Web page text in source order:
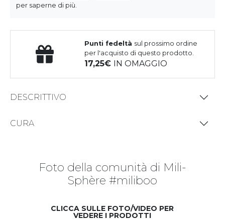
per saperne di più.
Punti fedeltà sul prossimo ordine
per l'acquisto di questo prodotto.
17,25 IN OMAGGIO
DESCRITTIVO
CURA
Foto della comunità di Mili-
Sphère #miliboo
CLICCA SULLE FOTO/VIDEO PER
VEDERE I PRODOTTI